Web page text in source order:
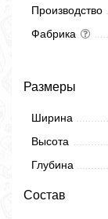
Производство
Фабрика
Размеры
Ширина
Высота
Глубина
Состав